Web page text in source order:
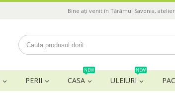
Bine ați venit în Tărâmul Savonia,
PERII CASA
NEW
ULEIURI
NEW